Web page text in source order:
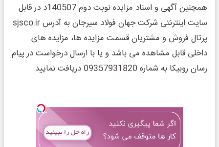
همچنین آگهی و اسناد مزایده نوبت دوم 140507د در قابل
سایت اینترنتی شرکت جهان فولاد سیرجان به آدرس sjsco.ir
پرتال فروش و مشتریان قسمت مزایده ها، مزایده های
داخلی قابل مشاهده می باشد و یا با ارسال درخواست در پیام
رسان روبیکا به شماره 09357931820 دریافت نمایید.